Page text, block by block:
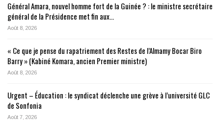
Général Amara, nouvel homme fort de la Guinée ? : le ministre secrétaire
général de la Présidence met fin aux…
Août 8, 2026
« Ce que je pense du rapatriement des Restes de l’Almamy Bocar Biro
Barry » (Kabiné Komara, ancien Premier ministre)
Août 8, 2026
Urgent – Éducation : le syndicat déclenche une grève à l’université GLC
de Sonfonia
Août 7, 2026